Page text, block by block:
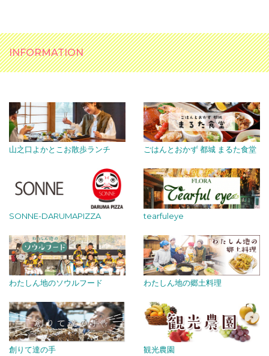
INFORMATION
山之口よかとこお散歩ランチ ごはんとおかず 都城 まるた食堂
SONNE-DARUMAPIZZA tearfuleye
わたしん地のソウルフード わたしん地の郷土料理
創りて達の手 観光農園